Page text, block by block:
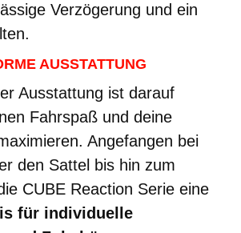
Verzögerung und ein
AUSSTATTUNG
Ausstattung ist darauf
Fahrspaß und deine
Angefangen bei
den Sattel bis hin zum
CUBE Reaction Serie eine
für individuelle